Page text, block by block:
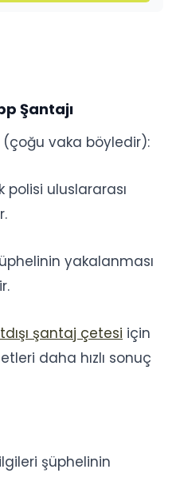
Şantajı
(çoğu vaka böyledir):
polisi uluslararası
yakalanması
şantaj çetesi için
daha hızlı sonuç
şüphelinin